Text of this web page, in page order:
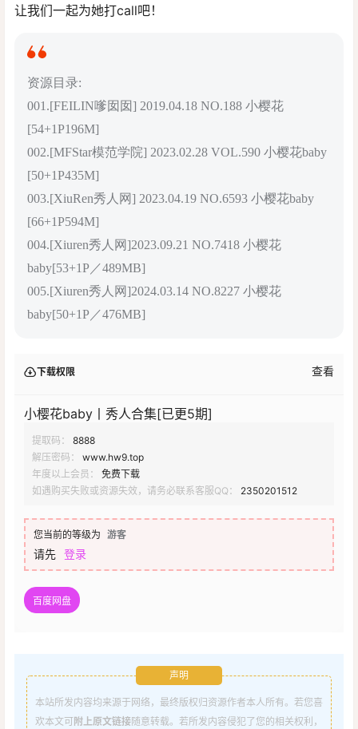
让我们一起为她打call吧！
资源目录:
001.[FEILIN嗲囡囡] 2019.04.18 NO.188 小樱花
[54+1P196M]
002.[MFStar模范学院] 2023.02.28 VOL.590 小樱花baby
[50+1P435M]
003.[XiuRen秀人网] 2023.04.19 NO.6593 小樱花baby
[66+1P594M]
004.[Xiuren秀人网]2023.09.21 NO.7418 小樱花
baby[53+1P／489MB]
005.[Xiuren秀人网]2024.03.14 NO.8227 小樱花
baby[50+1P／476MB]
下载权限 查看
小樱花baby丨秀人合集[已更5期]
提取码：
8888
解压密码：
www.hw9.top
年度以上会员：
免费下载
如遇购买失败或资源失效，请务必联系客服QQ：
2350201512
您当前的等级为 游客
请先 登录
百度网盘
声明
本站所发内容均来源于网络，最终版权归资源作者本人所有。若您喜
欢本文可 附上原文链接随意转载。若所发内容侵犯了您的相关权利，